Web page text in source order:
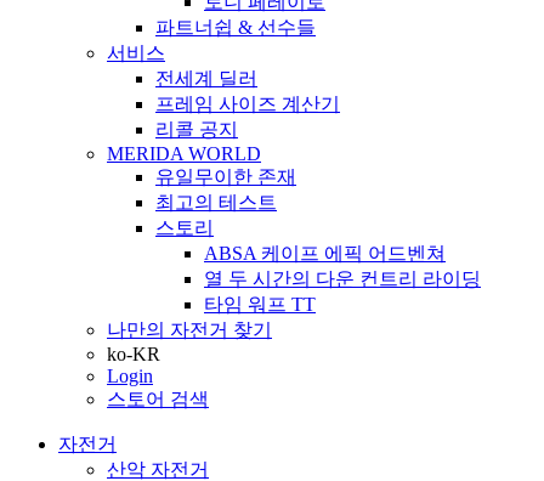
파트너쉽 & 선수들
서비스
전세계 딜러
프레임 사이즈 계산기
리콜 공지
MERIDA WORLD
유일무이한 존재
최고의 테스트
스토리
ABSA 케이프 에픽 어드벤쳐
열 두 시간의 다운 컨트리 라이딩
타임 워프 TT
나만의 자전거 찾기
ko-KR
Login
스토어 검색
자전거
산악 자전거